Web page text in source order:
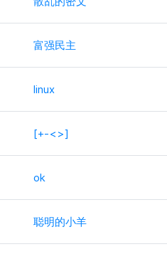
富强民主
linux
[+-<>]
ok
聪明的小羊